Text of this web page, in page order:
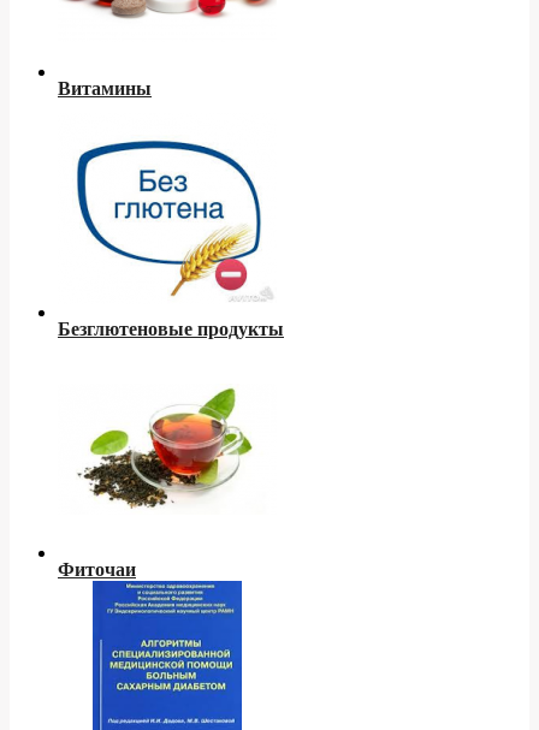
Витамины
Безглютеновые продукты
Фиточаи